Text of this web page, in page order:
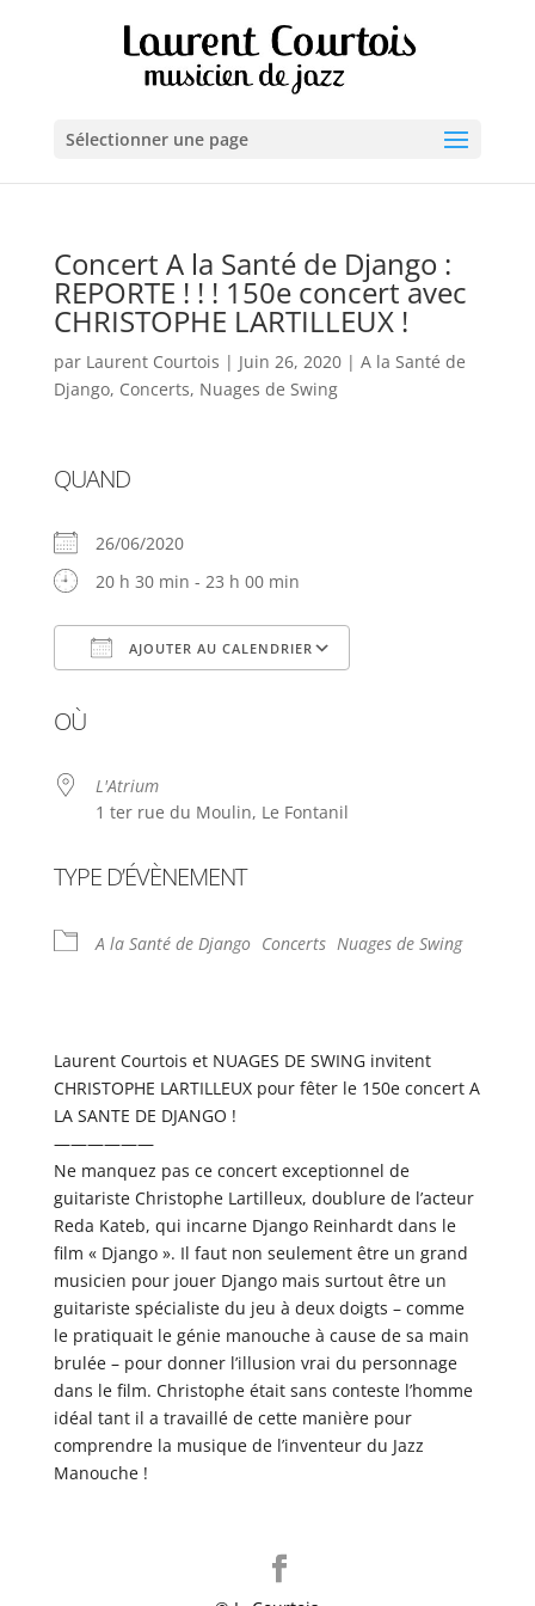
Sélectionner une page
Concert A la Santé de Django :
REPORTE ! ! ! 150e concert avec
CHRISTOPHE LARTILLEUX !
par Laurent Courtois | Juin 26, 2020| A la Santé de
Django, Concerts, Nuages de Swing
QUAND
26/06/2020
20 h 30 min - 23 h 00 min
AJOUTER AU CALENDRIER
OÙ
L'Atrium
1 ter rue du Moulin, Le Fontanil
TYPE D’ÉVÈNEMENT
A la Santé de Django Concerts Nuages de Swing
Laurent Courtois et NUAGES DE SWING invitent
CHRISTOPHE LARTILLEUX pour fêter le 150e concert A
LA SANTE DE DJANGO !
——————
Ne manquez pas ce concert exceptionnel de
guitariste Christophe Lartilleux, doublure de l’acteur
Reda Kateb, qui incarne Django Reinhardt dans le
film « Django ». Il faut non seulement être un grand
musicien pour jouer Django mais surtout être un
guitariste spécialiste du jeu à deux doigts – comme
le pratiquait le génie manouche à cause de sa main
brulée – pour donner l’illusion vrai du personnage
dans le film. Christophe était sans conteste l’homme
idéal tant il a travaillé de cette manière pour
comprendre la musique de l’inventeur du Jazz
Manouche !